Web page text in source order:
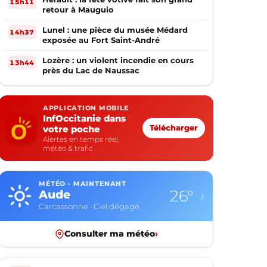
retour à Mauguio
14h37
Lunel : une pièce du musée Médard
exposée au Fort Saint-André
13h44
Lozère : un violent incendie en cours
près du Lac de Naussac
APPLICATION MOBILE
InfOccitanie dans
votre poche
Alertes en temps réel,
météo & trafic
Télécharger
MÉTÉO · MAINTENANT
Aude
Carcassonne · Ciel dégagé
26° ›
Consulter ma météo›